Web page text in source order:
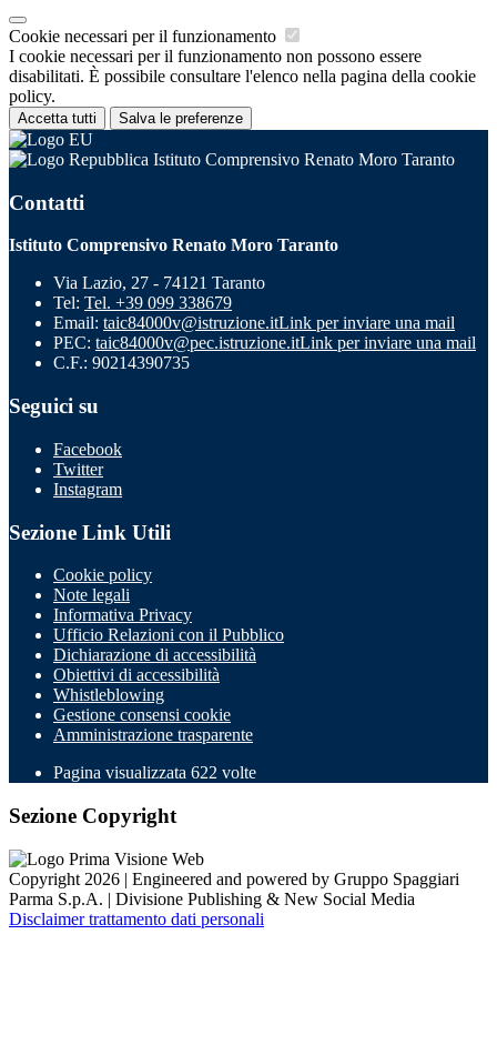
Cookie necessari per il funzionamento
I cookie necessari per il funzionamento non possono essere
disabilitati. È possibile consultare l'elenco nella pagina della cookie
policy.
Accetta tutti Salva le preferenze
Istituto Comprensivo Renato Moro Taranto
Contatti
Istituto Comprensivo Renato Moro Taranto
Via Lazio, 27 - 74121 Taranto
Tel: Tel. +39 099 338679
Email: taic84000v@istruzione.itLink per inviare una mail
PEC: taic84000v@pec.istruzione.itLink per inviare una mail
C.F.: 90214390735
Seguici su
Facebook
Twitter
Instagram
Sezione Link Utili
Cookie policy
Note legali
Informativa Privacy
Ufficio Relazioni con il Pubblico
Dichiarazione di accessibilità
Obiettivi di accessibilità
Whistleblowing
Gestione consensi cookie
Amministrazione trasparente
Pagina visualizzata 622 volte
Sezione Copyright
Copyright 2026 | Engineered and powered by Gruppo Spaggiari
Parma S.p.A. | Divisione Publishing & New Social Media
Disclaimer trattamento dati personali